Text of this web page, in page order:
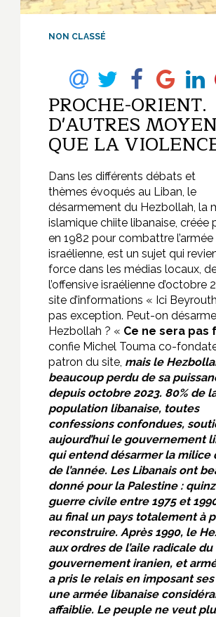
NON CLASSÉ
PROCHE-ORIENT.
D'AUTRES
QUE LA
Dans les différents débats et
thèmes évoqués au Liban, le
désarmement du Hezbollah, la
islamique chiite libanaise, créée
en 1982 pour combattre l’armée
israélienne, est un sujet qui
force dans les médias locaux,
l’offensive israélienne d’octobre
site d’informations « Ici
pas exception. Peut-on
Hezbollah ? « Ce ne sera pas
confie Michel Touma co-
patron du site, mais le
beaucoup perdu de sa
depuis octobre 2023. 80% de
population libanaise, toutes
confessions confondues,
aujourd’hui le gouvernement
qui entend désarmer la milice
de l’année. Les Libanais ont
donné pour la Palestine :
guerre civile entre 1975 et
au final un pays totalement à
reconstruire. Après 1990, le
aux ordres de l’aile radicale du
gouvernement iranien, et
a pris le relais en imposant
une armée libanaise
affaiblie. Le peuple ne veut